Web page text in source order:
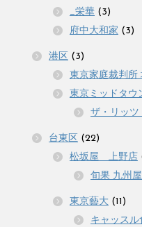
_栄華 (3)
府中大和家 (3)
港区 (3)
東京家庭裁判所
東京ミッドタウ
ザ・リッツ
台東区 (22)
松坂屋 上野店
旬果 九州
東京藝大 (11)
キャッスル